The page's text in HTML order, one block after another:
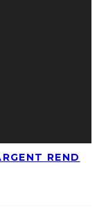
REND